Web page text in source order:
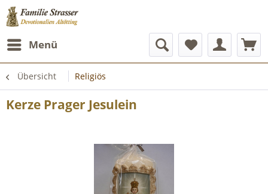
Menü
Übersicht Religiös
Kerze Prager Jesulein